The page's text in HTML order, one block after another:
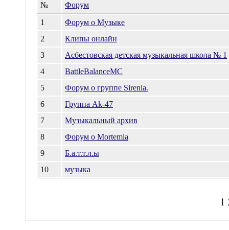
№
Форум
1
Форум о Музыке
2
Клипы онлайн
3
Асбестовская детская музыкальная школа № 1
4
BattleBalanceMC
5
Форум о группе Sirenia.
6
Группа Ak-47
7
Музыкальный архив
8
Форум о Mortemia
9
Б.а.т.т.л.ы
10
музыка
1